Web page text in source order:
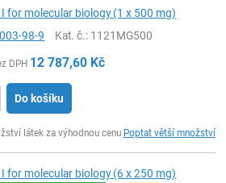
I for molecular biology (1 x 500 mg)
98-9 Kat. č.: 1121MG500
DPH 12 787,60 Kč
Do košíku
látek za výhodnou cenu Poptat větší množství
I for molecular biology (6 x 250 mg)